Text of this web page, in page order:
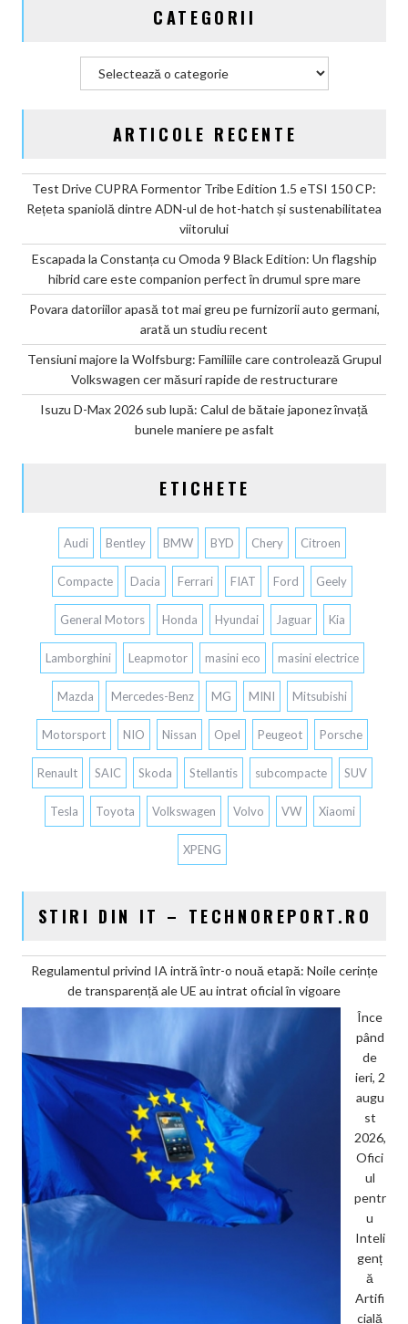
CATEGORII
ARTICOLE RECENTE
Test Drive CUPRA Formentor Tribe Edition 1.5 eTSI 150 CP:
Rețeta spaniolă dintre ADN-ul de hot-hatch și sustenabilitatea
viitorului
Escapada la Constanța cu Omoda 9 Black Edition: Un flagship
hibrid care este companion perfect în drumul spre mare
Povara datoriilor apasă tot mai greu pe furnizorii auto germani,
arată un studiu recent
Tensiuni majore la Wolfsburg: Familiile care controlează Grupul
Volkswagen cer măsuri rapide de restructurare
Isuzu D-Max 2026 sub lupă: Calul de bătaie japonez învață
bunele maniere pe asfalt
ETICHETE
Audi Bentley BMW BYD Chery Citroen
Compacte Dacia Ferrari FIAT Ford Geely
General Motors Honda Hyundai Jaguar Kia
Lamborghini Leapmotor masini eco masini electrice
Mazda Mercedes-Benz MG MINI Mitsubishi
Motorsport NIO Nissan Opel Peugeot Porsche
Renault SAIC Skoda Stellantis subcompacte SUV
Tesla Toyota Volkswagen Volvo VW Xiaomi
XPENG
STIRI DIN IT – TECHNOREPORT.RO
Regulamentul privind IA intră într-o nouă etapă: Noile cerințe
de transparență ale UE au intrat oficial în vigoare
Înce
pând
de
ieri, 2
augu
st
2026,
Ofici
ul
pentr
u
Inteli
genț
ă
Artifi
cială